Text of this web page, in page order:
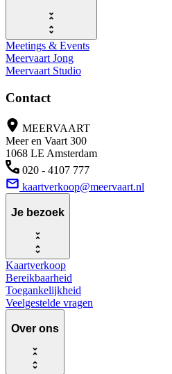
Meetings & Events
Meervaart Jong
Meervaart Studio
Contact
MEERVAART
Meer en Vaart 300
1068 LE Amsterdam
020 - 4107 777
kaartverkoop@meervaart.nl
Je bezoek
Kaartverkoop
Bereikbaarheid
Toegankelijkheid
Veelgestelde vragen
Over ons